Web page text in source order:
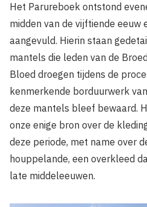
Het Parureboek ontstond
midden van de vijftiende eeuw
aangevuld. Hierin staan
mantels die leden van de
Bloed droegen tijdens de
kenmerkende borduurwerk
deze mantels bleef bewaard.
onze enige bron over de
deze periode, met name over
houppelande, een overkleed
late middeleeuwen.